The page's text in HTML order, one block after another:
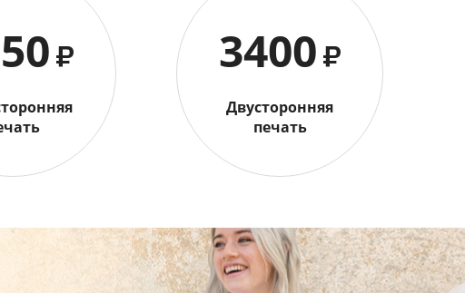
₽ 3400₽
Двусторонняя
печать